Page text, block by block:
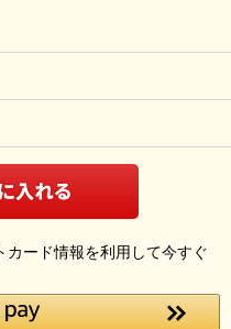
ード情報を利用して今すぐ